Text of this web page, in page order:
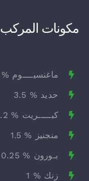
مكونات المركب
ماغنسيــــوم % 2
حديد % 3.5
كبـــــريت % 5.2
منجنيز % 1.5
بـورون % 0.25
زنك % 1